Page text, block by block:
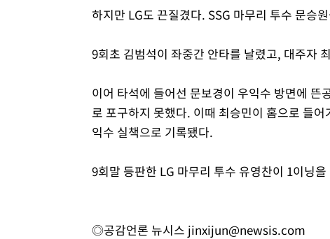
하지만 LG도 끈질겼다. SSG 마무리 투수 문승
9회초 김범석이 좌중간 안타를 날렸고, 대주자
이어 타석에 들어선 문보경이 우익수 방면에
로 포구하지 못했다. 이때 최승민이 홈으로 들
익수 실책으로 기록됐다.
9회말 등판한 LG 마무리 투수 유영찬이 1이닝
◎공감언론 뉴시스 jinxijun@newsis.com